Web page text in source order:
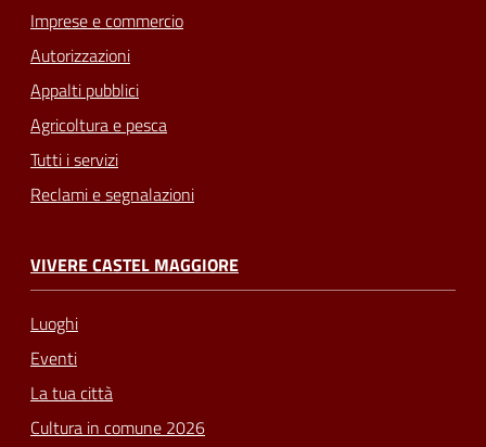
Imprese e commercio
Autorizzazioni
Appalti pubblici
Agricoltura e pesca
Tutti i servizi
Reclami e segnalazioni
VIVERE CASTEL MAGGIORE
Luoghi
Eventi
La tua città
Cultura in comune 2026